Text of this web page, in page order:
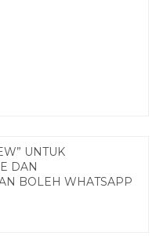
UNTUK
DAN
BOLEH WHATSAPP